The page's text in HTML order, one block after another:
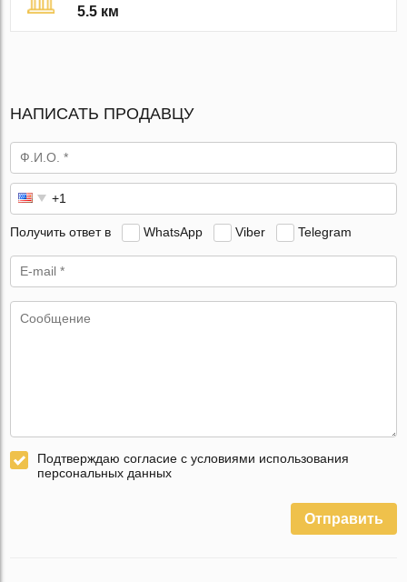
5.5 км
НАПИСАТЬ ПРОДАВЦУ
Получить ответ в WhatsApp Viber Telegram
Подтверждаю согласие с условиями использования
персональных данных
Отправить